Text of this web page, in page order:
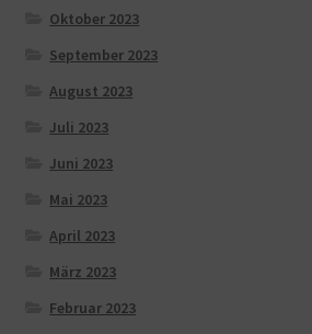
Oktober 2023
September 2023
August 2023
Juli 2023
Juni 2023
Mai 2023
April 2023
März 2023
Februar 2023